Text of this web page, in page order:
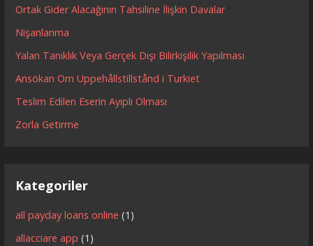
Ortak Gider Alacağının Tahsiline İlişkin Davalar
Nişanlanma
Yalan Tanıklık Veya Gerçek Dışı Bilirkişilik Yapılması
Ansökan Om Uppehållstillstånd i Turkiet
Teslim Edilen Eserin Ayıplı Olması
Zorla Getirme
Kategoriler
all payday loans online (1)
allacciare app (1)